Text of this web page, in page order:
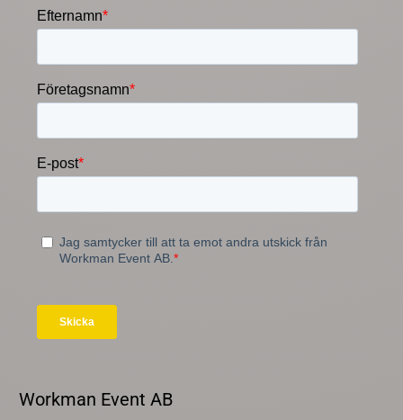
Workman Event AB